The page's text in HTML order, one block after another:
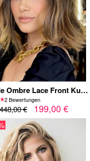
Blonde Ombre Lace Front Kurzhaarperücke für kaukasische Frauen, 100 % Echthaar
2 Bewertungen
448,00 € 199,00 €